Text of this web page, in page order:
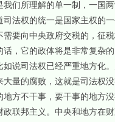
们所理解的单一制，一国
法权的统一是国家主权的
要向中央政府交税的，征
，它的政体将是非常复杂
说司法权已经严重地方化
量的腐败，这就是司法权
方不干事，要干事的地方
联邦主义。中央和地方在